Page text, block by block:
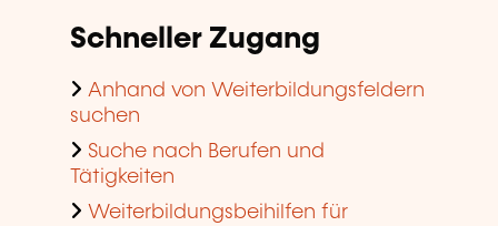
Schneller Zugang
Anhand von Weiterbildungsfeldern
suchen
Suche nach Berufen und
Tätigkeiten
Weiterbildungsbeihilfen für